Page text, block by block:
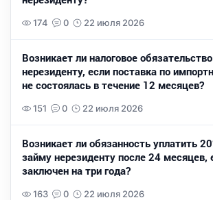
174 0 22 июля 2026
Возникает ли налоговое
нерезиденту, если поставка по
не состоялась в течение 12 месяцев?
151 0 22 июля 2026
Возникает ли обязанность уплатить
займу нерезиденту после 24 месяцев,
заключен на три года?
163 0 22 июля 2026